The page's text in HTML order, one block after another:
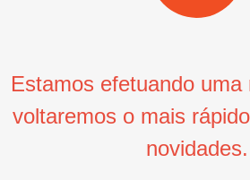
Estamos efetuando uma
voltaremos o mais
novidades.